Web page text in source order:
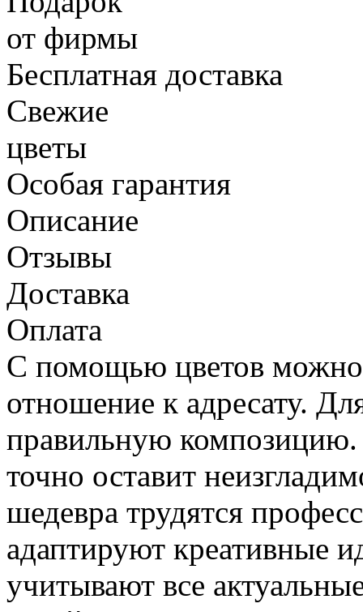
от фирмы
Бесплатная доставка
Свежие
цветы
Особая гарантия
Описание
Отзывы
Доставка
Оплата
С помощью цветов можно
отношение к адресату.
правильную
точно оставит
шедевра трудятся
адаптируют креативные
учитывают все